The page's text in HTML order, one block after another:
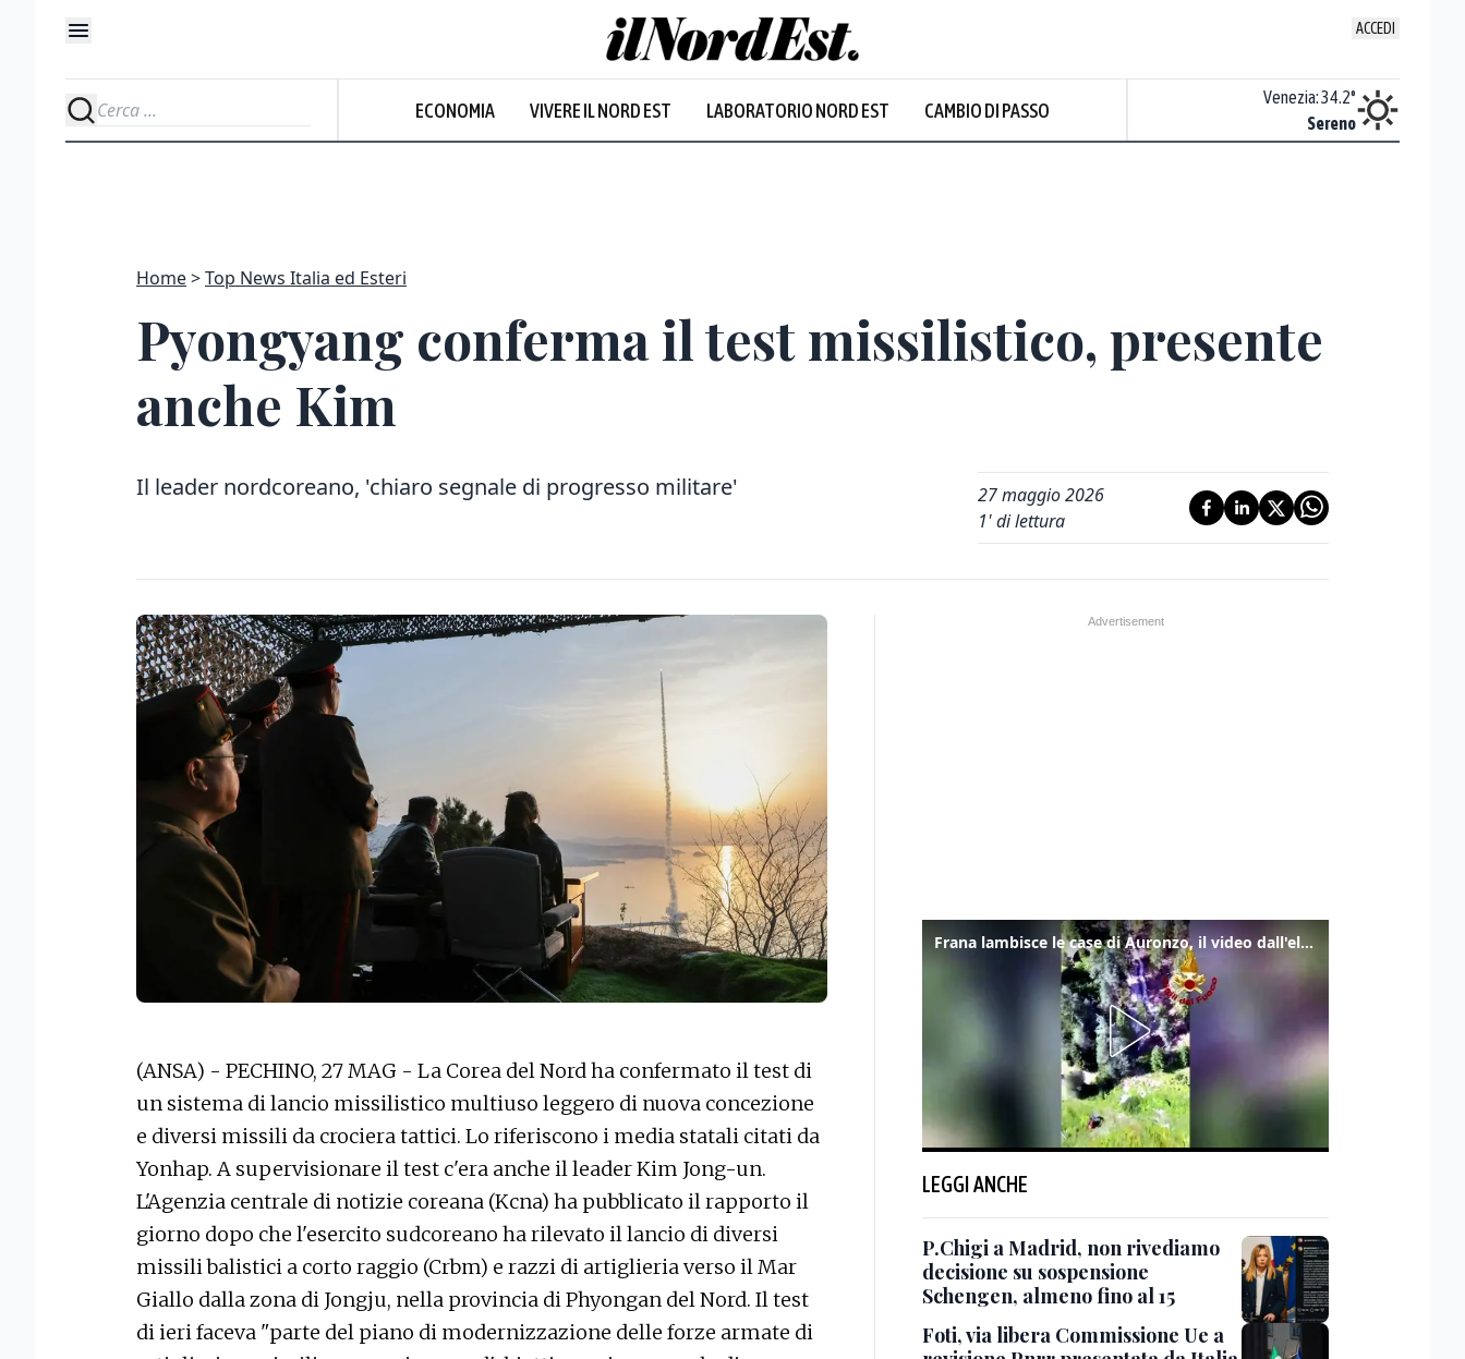
ACCEDI
ECONOMIA VIVERE IL NORD EST LABORATORIO NORD EST CAMBIO DI PASSO
Nuvoloso
Venezia:34.2°
Sereno
Home Top News Italia ed Esteri
Pyongyang conferma il test missilistico, presente
anche Kim
Il leader nordcoreano, 'chiaro segnale di progresso militare'
27 maggio 2026
1' di lettura
(ANSA) - PECHINO, 27 MAG - La Corea del Nord ha confermato il test di
un sistema di lancio missilistico multiuso leggero di nuova concezione
e diversi missili da crociera tattici. Lo riferiscono i media statali citati da
Yonhap. A supervisionare il test c'era anche il leader Kim Jong-un.
L'Agenzia centrale di notizie coreana (Kcna) ha pubblicato il rapporto il
giorno dopo che l'esercito sudcoreano ha rilevato il lancio di diversi
missili balistici a corto raggio (Crbm) e razzi di artiglieria verso il Mar
Giallo dalla zona di Jongju, nella provincia di Phyongan del Nord. Il test
di ieri faceva "parte del piano di modernizzazione delle forze armate di
Frana lambisce le case di Auronzo, il video dall'elicottero dei vigili del fuoco
LEGGI ANCHE
P.Chigi a Madrid, non rivediamo
decisione su sospensione
Schengen, almeno fino al 15
Foti, via libera Commissione Ue a